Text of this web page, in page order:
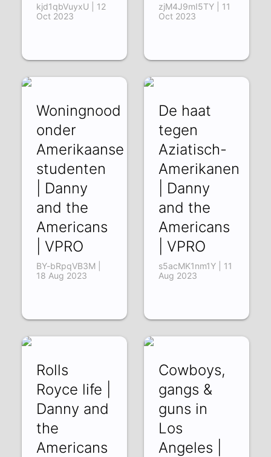
kjd1qbVuyxU | 12
Oct 2023
zjM4J9mI5TY | 11
Oct 2023
Woningnood
onder
Amerikaanse
studenten
| Danny
and the
Americans
| VPRO
BY-bRpqVB3M |
18 Aug 2023
De haat
tegen
Aziatisch-
Amerikanen
| Danny
and the
Americans
| VPRO
s5acMK1nm1Y | 11
Aug 2023
Rolls
Royce life |
Danny and
the
Americans
Cowboys,
gangs &
guns in
Los
Angeles |